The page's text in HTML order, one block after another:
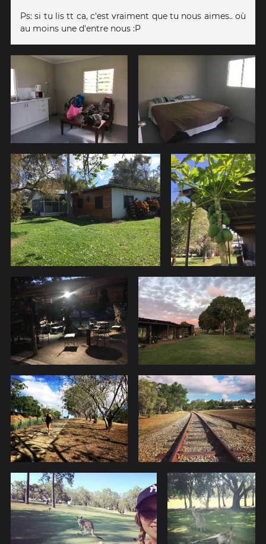
Ps: si tu lis tt ca, c'est vraiment que tu nous aimes.. où
au moins une d'entre nous :P